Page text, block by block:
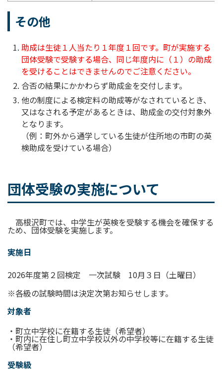
その他
助成は生徒１人当たり１年度１回です。町が実施する
団体受験で受験する場合、同じ年度内に（１）の助成
を受けることはできませんのでご注意ください。
合否の結果にかかわらず助成金を交付します。
他の制度による検定料の助成等がなされているとき、
又はなされる予定があるときは、助成金の交付対象外
となります。
（例：町外から通学している生徒が住所地の市町の英
検助成を受けている場合）
団体受験の実施について
高根沢町では、中学生が英検を受験する機会を確保する
ため、団体受験を実施します。
実施日
2026年度第２回検定 一次試験 10月３日（土曜日）
※各級の試験時間は決定次第お知らせします。
対象者
・町立中学校に在籍する生徒（希望者）
・町内に在住し町立中学校以外の中学校等に在籍する生徒
（希望者）
受験級